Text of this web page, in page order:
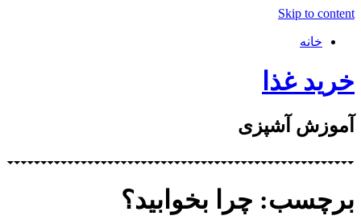
Skip to content
خانه
خرید غذا
آموزش آشپزی
برچسب: چرا بخوابید؟